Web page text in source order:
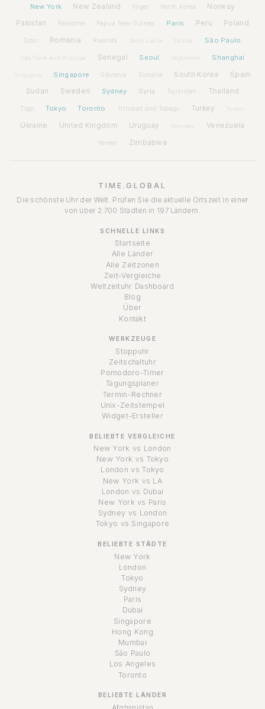
New York New Zealand Niger North Korea Norway
Pakistan Palestine Papua New Guinea Paris Peru Poland
Qatar Romania Rwanda Saint Lucia Samoa São Paulo
São Tomé and Príncipe Senegal Seoul Seychelles Shanghai
Singapore Slovenia Somalia South Korea Spain
Sudan Sweden Sydney Syria Tajikistan Thailand
Togo Tokyo Toronto Trinidad and Tobago Turkey Tuvalu
Ukraine United Kingdom Uruguay Vanuatu Venezuela
Yemen Zimbabwe
TIME.GLOBAL
Die schönste Uhr der Welt. Prüfen Sie die aktuelle Ortszeit in einer
von über 2.700 Städten in 197 Ländern.
SCHNELLE LINKS
Startseite
Alle Länder
Alle Zeitzonen
Zeit-Vergleiche
Weltzeituhr Dashboard
Blog
Über
Kontakt
WERKZEUGE
Stoppuhr
Zeitschaltuhr
Pomodoro-Timer
Tagungsplaner
Termin-Rechner
Unix-Zeitstempel
Widget-Ersteller
BELIEBTE VERGLEICHE
New York vs London
New York vs Tokyo
London vs Tokyo
New York vs LA
London vs Dubai
New York vs Paris
Sydney vs London
Tokyo vs Singapore
BELIEBTE STÄDTE
New York
London
Tokyo
Sydney
Paris
Dubai
Singapore
Hong Kong
Mumbai
São Paulo
Los Angeles
Toronto
BELIEBTE LÄNDER